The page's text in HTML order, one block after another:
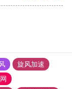
旋风加速